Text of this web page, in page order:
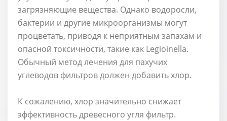
загрязняющие вещества. Однако водоросли,
бактерии и другие микроорганизмы могут
процветать, приводя к неприятным запахам и
опасной токсичности, такие как Legioinella.
Обычный метод лечения для пахучих
углеводов фильтров должен добавить хлор.
К сожалению, хлор значительно снижает
эффективность древесного угля фильтр.